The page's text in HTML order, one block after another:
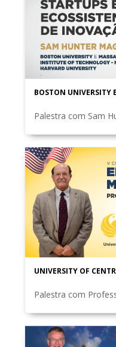
BOSTON UNIVERSITY
Palestra com Sam
UNIVERSITY OF
Palestra com